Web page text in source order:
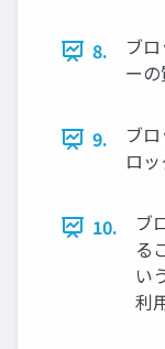
8.
ブ
ー
9.
ブ
ロ
10.
ブ
る
い
利